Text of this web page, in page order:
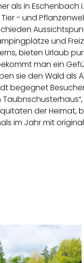
in Eschenbach
- und
und
bieten Urlaub pur
man ein
sie den Wald als
begegnet
der
im Jahr mit